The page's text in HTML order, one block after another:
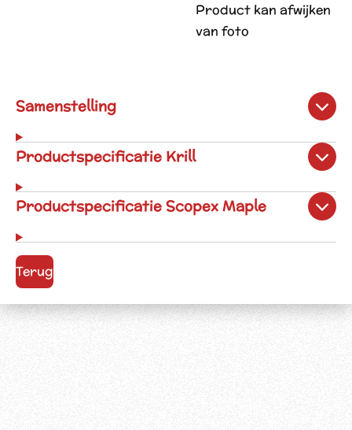
Product kan afwijken
van foto
Samenstelling
Productspecificatie Krill
Productspecificatie Scopex Maple
Terug